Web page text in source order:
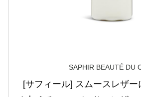
SAPHIR BEAUTÉ DU
[サフィール] スムースレザー